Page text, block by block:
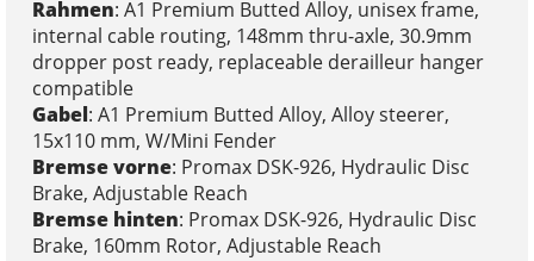
Rahmen: A1 Premium Butted Alloy, unisex frame,
internal cable routing, 148mm thru-axle, 30.9mm
dropper post ready, replaceable derailleur hanger
compatible
Gabel: A1 Premium Butted Alloy, Alloy steerer,
15x110 mm, W/Mini Fender
Bremse vorne: Promax DSK-926, Hydraulic Disc
Brake, Adjustable Reach
Bremse hinten: Promax DSK-926, Hydraulic Disc
Brake, 160mm Rotor, Adjustable Reach